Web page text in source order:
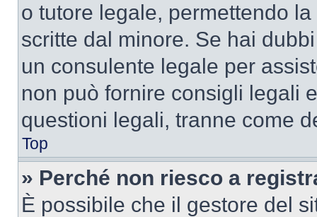
o tutore legale, permettendo
scritte dal minore. Se hai
un consulente legale per
non può fornire consigli legali
questioni legali, tranne come
Top
» Perché non riesco a
È possibile che il gestore del